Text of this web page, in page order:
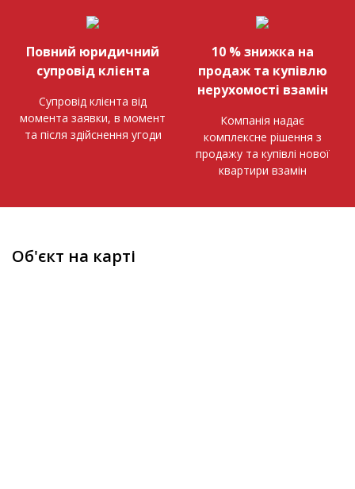
Повний юридичний
супровід клієнта
Супровід клієнта від
момента заявки, в момент
та після здійснення угоди
10 % знижка на
продаж та купівлю
нерухомості взамін
Компанія надає
комплексне рішення з
продажу та купівлі нової
квартири взамін
Об'єкт на карті